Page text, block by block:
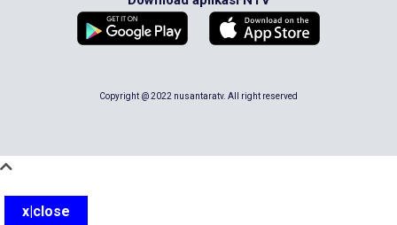
Copyright @ 2022 nusantaratv. All right reserved
x|close